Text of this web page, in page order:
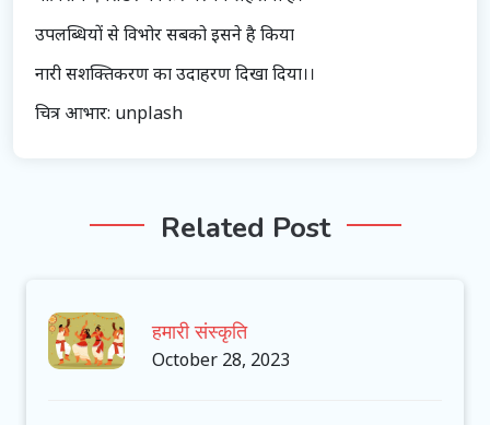
उपलब्धियों से विभोर सबको इसने है किया
नारी सशक्तिकरण का उदाहरण दिखा दिया।।
चित्र आभार: unplash
Related Post
हमारी संस्कृति
October 28, 2023